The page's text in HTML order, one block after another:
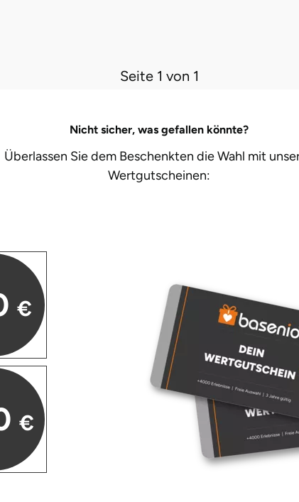
Seite 1 von 1
Nicht sicher, was gefallen könnte?
Überlassen Sie dem Beschenkten die Wahl mit
Wertgutscheinen:
€
€